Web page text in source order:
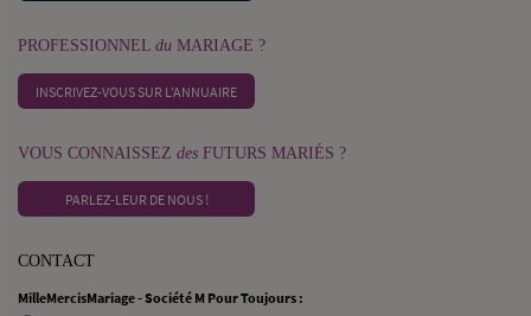
PROFESSIONNEL du MARIAGE ?
INSCRIVEZ-VOUS SUR L’ANNUAIRE
VOUS CONNAISSEZ des FUTURS MARIÉS ?
PARLEZ-LEUR DE NOUS !
CONTACT
MilleMercisMariage - Société M Pour Toujours :